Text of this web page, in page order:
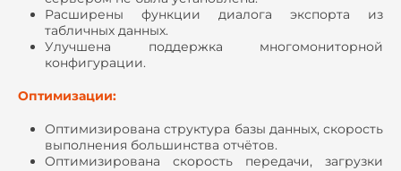
Расширены функции диалога экспорта из
табличных данных.
Улучшена поддержка многомониторной
конфигурации.
Оптимизации:
Оптимизирована структура базы данных, скорость
выполнения большинства отчётов.
Оптимизирована скорость передачи, загрузки